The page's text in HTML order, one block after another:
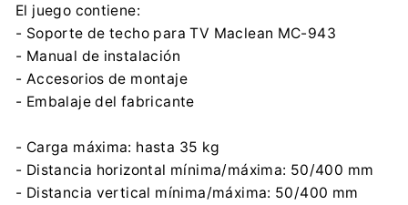
El juego contiene:
- Soporte de techo para TV Maclean MC-943
- Manual de instalación
- Accesorios de montaje
- Embalaje del fabricante
- Carga máxima: hasta 35 kg
- Distancia horizontal mínima/máxima: 50/400 mm
- Distancia vertical mínima/máxima: 50/400 mm